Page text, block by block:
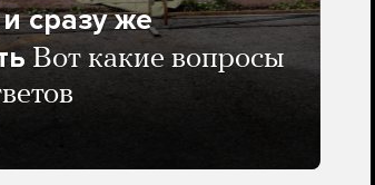
сразу же
Вот какие вопросы